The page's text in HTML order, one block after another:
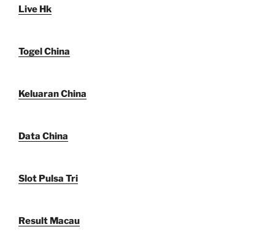
Live Hk
Togel China
Keluaran China
Data China
Slot Pulsa Tri
Result Macau